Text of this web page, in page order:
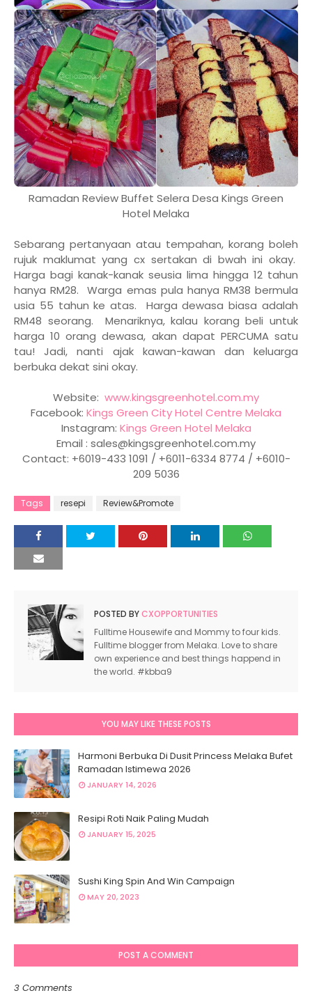
Ramadan Review Buffet Selera Desa Kings Green
Hotel Melaka
Sebarang pertanyaan atau tempahan, korang boleh
rujuk maklumat yang cx sertakan di bwah ini okay.
Harga bagi kanak-kanak seusia lima hingga 12 tahun
hanya RM28. Warga emas pula hanya RM38 bermula
usia 55 tahun ke atas. Harga dewasa biasa adalah
RM48 seorang. Menariknya, kalau korang beli untuk
harga 10 orang dewasa, akan dapat PERCUMA satu
tau! Jadi, nanti ajak kawan-kawan dan keluarga
berbuka dekat sini okay.
Website: www.kingsgreenhotel.com.my
Facebook: Kings Green City Hotel Centre Melaka
Instagram: Kings Green Hotel Melaka
Email : sales@kingsgreenhotel.com.my
Contact: +6019-433 1091 / +6011-6334 8774 / +6010-
209 5036
Tags resepi Review&Promote
POSTED BYCXOPPORTUNITIES
Fulltime Housewife and Mommy to four kids.
Fulltime blogger from Melaka. Love to share
own experience and best things happend in
the world. #kbba9
YOU MAY LIKE THESE POSTS
Harmoni Berbuka Di Dusit Princess Melaka Bufet
Ramadan Istimewa 2026
JANUARY 14, 2026
Resipi Roti Naik Paling Mudah
JANUARY 15, 2025
Sushi King Spin And Win Campaign
MAY 20, 2023
POST A COMMENT
3 Comments